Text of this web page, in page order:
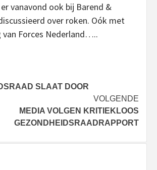
vanavond ook bij Barend &
over roken. Oók met
Forces Nederland…..
SLAAT DOOR
VOLGENDE
MEDIA VOLGEN KRITIEKLOOS
GEZONDHEIDSRAADRAPPORT